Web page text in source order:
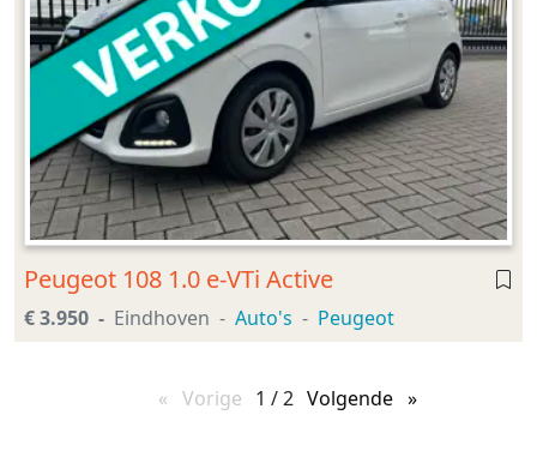
Peugeot 108 1.0 e-VTi Active
€ 3.950 Eindhoven Auto's Peugeot
Vorige pagina
1 / 2 Volgende pagina